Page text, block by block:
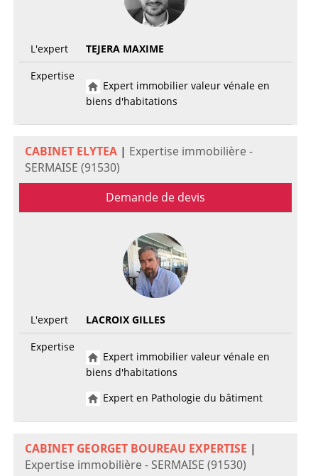
L'expert
TEJERA MAXIME
Expertise
Expert immobilier valeur vénale en
biens d'habitations
CABINET ELYTEA| Expertise immobilière -
SERMAISE (91530)
Demande de devis
L'expert
LACROIX GILLES
Expertise
Expert immobilier valeur vénale en
biens d'habitations
Expert en Pathologie du bâtiment
CABINET GEORGET BOUREAU EXPERTISE |
Expertise immobilière - SERMAISE (91530)